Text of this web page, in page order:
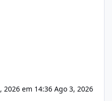
2026 em 14:36 Ago 3, 2026